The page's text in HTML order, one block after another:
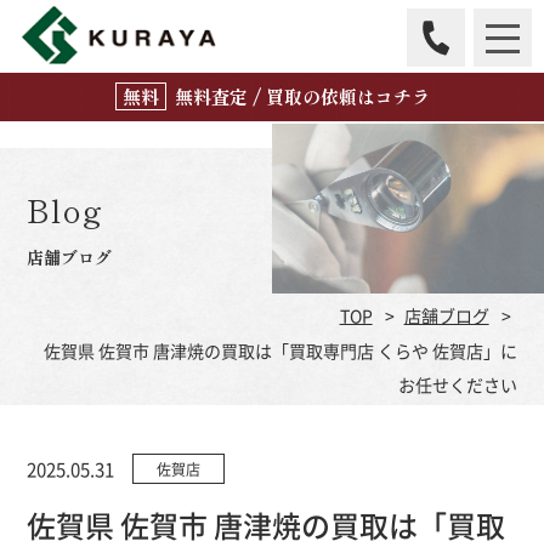
無料査定 / 買取の依頼はコチラ
Blog
店舗ブログ
TOP
店舗ブログ
佐賀県 佐賀市 唐津焼の買取は「買取専門店 くらや 佐賀店」に
お任せください
2025.05.31 佐賀店
佐賀県 佐賀市 唐津焼の買取は「買取